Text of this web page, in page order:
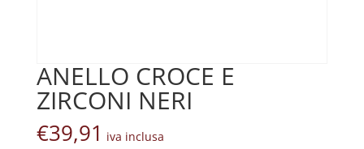
ANELLO CROCE E
ZIRCONI NERI
€39,91 iva inclusa